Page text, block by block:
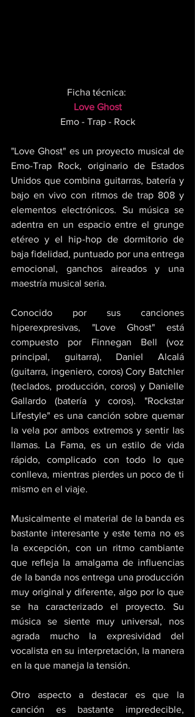
Ficha técnica:
Love Ghost
Emo - Trap - Rock
"Love Ghost" es un proyecto musical de
Emo-Trap Rock, originario de Estados
Unidos que combina guitarras, batería y
bajo en vivo con ritmos de trap 808 y
elementos electrónicos. Su música se
adentra en un espacio entre el grunge
etéreo y el hip-hop de dormitorio de
baja fidelidad, puntuado por una entrega
emocional, ganchos aireados y una
maestría musical seria.
Conocido por sus canciones
hiperexpresivas, "Love Ghost" está
compuesto por Finnegan Bell (voz
principal, guitarra), Daniel Alcalá
(guitarra, ingeniero, coros) Cory Batchler
(teclados, producción, coros) y Danielle
Gallardo (batería y coros). "Rockstar
Lifestyle" es una canción sobre quemar
la vela por ambos extremos y sentir las
llamas. La Fama, es un estilo de vida
rápido, complicado con todo lo que
conlleva, mientras pierdes un poco de ti
mismo en el viaje.
Musicalmente el material de la banda es
bastante interesante y este tema no es
la excepción, con un ritmo cambiante
que refleja la amalgama de influencias
de la banda nos entrega una producción
muy original y diferente, algo por lo que
se ha caracterizado el proyecto. Su
música se siente muy universal, nos
agrada mucho la expresividad del
vocalista en su interpretación, la manera
en la que maneja la tensión.
Otro aspecto a destacar es que la
canción es bastante impredecible,